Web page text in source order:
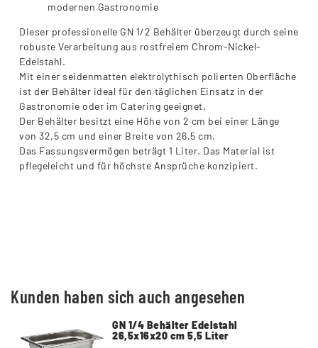
modernen Gastronomie
Dieser professionelle GN 1/2 Behälter überzeugt durch seine
robuste Verarbeitung aus rostfreiem Chrom-Nickel-
Edelstahl.
Mit einer seidenmatten elektrolythisch polierten Oberfläche
ist der Behälter ideal für den täglichen Einsatz in der
Gastronomie oder im Catering geeignet.
Der Behälter besitzt eine Höhe von 2 cm bei einer Länge
von 32,5 cm und einer Breite von 26,5 cm.
Das Fassungsvermögen beträgt 1 Liter. Das Material ist
pflegeleicht und für höchste Ansprüche konzipiert.
Kunden haben sich auch angesehen
GN 1/4 Behälter Edelstahl
26,5x16x20 cm 5,5 Liter